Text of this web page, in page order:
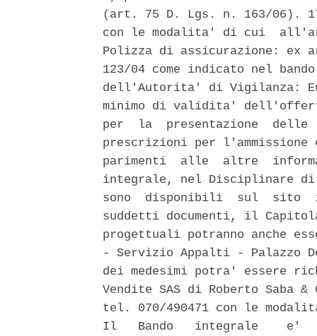
(art. 75 D. Lgs. n. 163/06).
con le modalita' di cui
Polizza di assicurazione: ex
123/04 come indicato nel
dell'Autorita' di Vigilanza:
minimo di validita'
per  la  presentazione
prescrizioni per
parimenti  alle  altre
integrale, nel Disciplinare di
sono  disponibili  sul  sito
suddetti documenti, il
progettuali potranno anche
- Servizio Appalti - Palazzo
dei medesimi potra' essere
Vendite SAS di Roberto
tel. 070/490471 con le
Il   Bando   integrale